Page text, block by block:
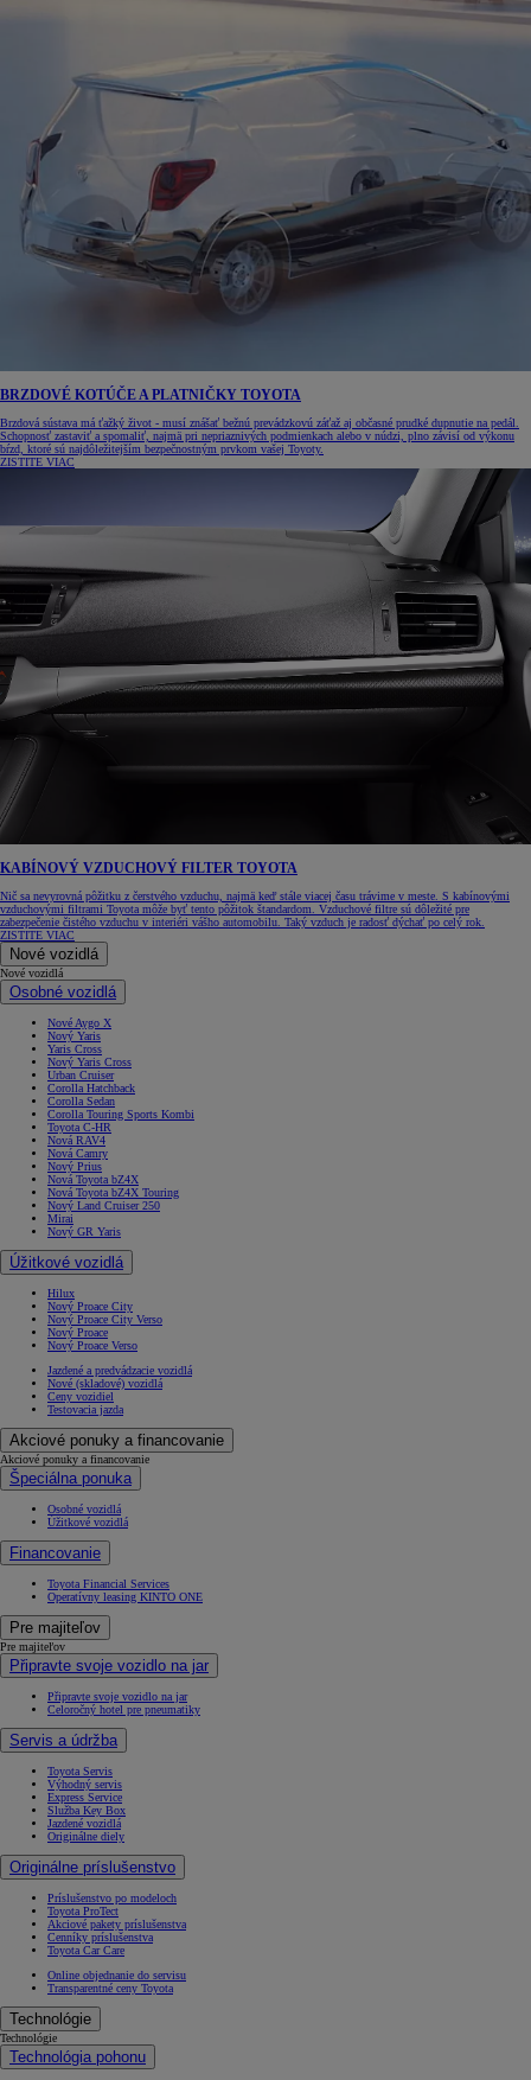
BRZDOVÉ KOTÚČE A PLATNIČKY TOYOTA
Brzdová sústava má ťažký život - musí znášať bežnú prevádzkovú záťaž aj občasné prudké dupnutie na pedál.
Schopnosť zastaviť a spomaliť, najmä pri nepriaznivých podmienkach alebo v núdzi, plno závisí od výkonu
bŕzd, ktoré sú najdôležitejším bezpečnostným prvkom vašej Toyoty.
ZISTITE VIAC
KABÍNOVÝ VZDUCHOVÝ FILTER TOYOTA
Nič sa nevyrovná pôžitku z čerstvého vzduchu, najmä keď stále viacej času trávime v meste. S kabínovými
vzduchovými filtrami Toyota môže byť tento pôžitok štandardom. Vzduchové filtre sú dôležité pre
zabezpečenie čistého vzduchu v interiéri vášho automobilu. Taký vzduch je radosť dýchať po celý rok.
ZISTITE VIAC
Nové vozidlá
Nové vozidlá
Osobné vozidlá
Nové Aygo X
Nový Yaris
Yaris Cross
Nový Yaris Cross
Urban Cruiser
Corolla Hatchback
Corolla Sedan
Corolla Touring Sports Kombi
Toyota C-HR
Nová RAV4
Nová Camry
Nový Prius
Nová Toyota bZ4X
Nová Toyota bZ4X Touring
Nový Land Cruiser 250
Mirai
Nový GR Yaris
Úžitkové vozidlá
Hilux
Nový Proace City
Nový Proace City Verso
Nový Proace
Nový Proace Verso
Jazdené a predvádzacie vozidlá
Nové (skladové) vozidlá
Ceny vozidiel
Testovacia jazda
Akciové ponuky a financovanie
Akciové ponuky a financovanie
Špeciálna ponuka
Osobné vozidlá
Úžitkové vozidlá
Financovanie
Toyota Financial Services
Operatívny leasing KINTO ONE
Pre majiteľov
Pre majiteľov
Připravte svoje vozidlo na jar
Připravte svoje vozidlo na jar
Celoročný hotel pre pneumatiky
Servis a údržba
Toyota Servis
Výhodný servis
Express Service
Služba Key Box
Jazdené vozidlá
Originálne diely
Originálne príslušenstvo
Príslušenstvo po modeloch
Toyota ProTect
Akciové pakety príslušenstva
Cenníky príslušenstva
Toyota Car Care
Online objednanie do servisu
Transparentné ceny Toyota
Technológie
Technológie
Technológia pohonu